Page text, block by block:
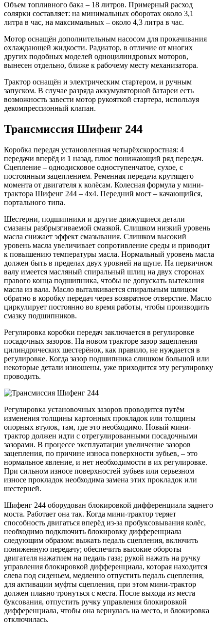
Объем топливного бака – 18 литров. Примерный расход
солярки составляет: на минимальных оборотах около 3,1
литра в час, на максимальных – около 4,3 литра в час.
Мотор оснащён дополнительным насосом для прокачивания
охлаждающей жидкости. Радиатор, в отличие от многих
других подобных моделей одноцилиндровых моторов,
вынесен отдельно, ближе к рабочему месту механизатора.
Трактор оснащён и электрическим стартером, и ручным
запуском. В случае разряда аккумуляторной батареи есть
возможность завести мотор рукояткой стартера, используя
декомпрессионный клапан.
Трансмиссия Шифенг 244
Коробка передач установленная четырёхскоростная: 4
передачи вперёд и 1 назад, плюс понижающий ряд передач.
Сцепление – однодисковое одноступенчатое, сухое, с
постоянным зацеплением. Ременная передача крутящего
момента от двигателя к колёсам. Колесная формула у мини-
трактора Шифенг 244 – 4х4. Передний мост – качающийся,
портального типа.
Шестерни, подшипники и другие движущиеся детали
смазаны разбрызгиваемой смазкой. Слишком низкий уровень
масла снижает эффект смазывания. Слишком высокий
уровень масла увеличивает сопротивление среды и приводит
к повышению температуры масла. Нормальный уровень масла
должен быть в пределах двух уровней на щупе. На первичном
валу имеется масляный спиральный шлиц на двух сторонах
правого конца подшипника, чтобы не допускать вытекания
масла из вала. Масло выталкивается спиральным шлицом
обратно в коробку передач через возвратное отверстие. Масло
циркулирует постоянно во время работы, чтобы производить
смазку подшипников.
Регулировка коробки передач заключается в регулировке
посадочных зазоров. На новом тракторе зазор зацепления
цилиндрических шестерёнок, как правило, не нуждается в
регулировке. Когда зазор подшипника слишком большой или
некоторые детали изношены, уже приходится эту регулировку
проводить.
Регулировка установочных зазоров проводится путём
изменения толщины картонных прокладок или толщины
опорных втулок, там, где это необходимо. Новый мини-
трактор должен идти с отрегулированными посадочными
зазорами. В процессе эксплуатации увеличение зазоров
зацепления, по причине износа поверхности зубьев, – это
нормальное явление, и нет необходимости в их регулировке.
При сильном износе поверхностей зубьев или серьезном
износе прокладок необходима замена этих прокладок или
шестерней.
Шифенг 244 оборудован блокировкой дифференциала заднего
моста. Работает она так. Когда мини-трактор теряет
способность двигаться вперёд из-за пробуксовывания колёс,
необходимо подключить блокировку дифференциала
следующим образом: выжать педаль сцепления, включить
пониженную передачу; обеспечить высокие обороты
двигателя нажатием на педаль газа; рукой нажать на ручку
управления блокировкой дифференциала, которая находится
слева под сиденьем, медленно отпустить педаль сцепления,
для активации муфты сцепления, при этом мини-трактор
должен плавно тронуться с места. После выхода из места
буксования, отпустить ручку управления блокировкой
дифференциала, чтобы она вернулась на место, и блокировка
отключилась.